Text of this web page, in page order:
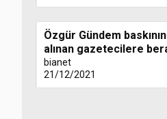
Özgür Gündem
alınan gazetecilere
bianet
21/12/2021